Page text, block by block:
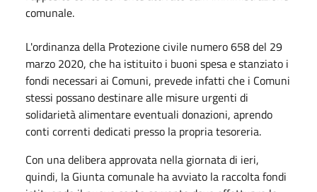
comunale.
L'ordinanza della Protezione civile numero 658 del 29
marzo 2020, che ha istituito i buoni spesa e stanziato i
fondi necessari ai Comuni, prevede infatti che i Comuni
stessi possano destinare alle misure urgenti di
solidarietà alimentare eventuali donazioni, aprendo
conti correnti dedicati presso la propria tesoreria.
Con una delibera approvata nella giornata di ieri,
quindi, la Giunta comunale ha avviato la raccolta fondi